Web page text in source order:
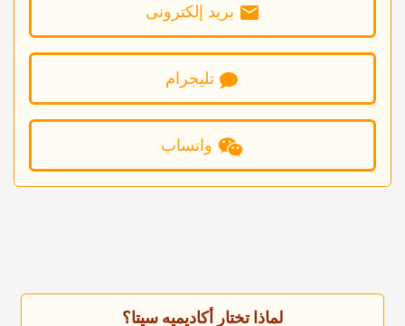
برید إلکترونی
تلیجرام
واتساب
لماذا تختار أکادیمیه سیتا؟